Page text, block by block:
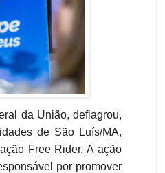
da União, deflagrou,
de São Luís/MA,
Free Rider. A ação
por promover